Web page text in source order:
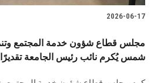
2026-06-17
مجلس قطاع شؤون خدمة المجتمع
شمس يُكرم نائب رئيس الجامعة تقديرًا